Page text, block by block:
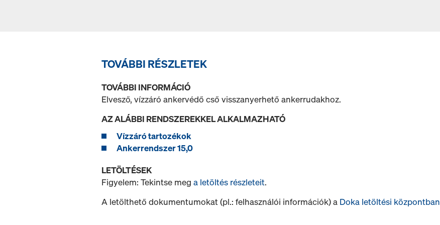
TOVÁBBI RÉSZLETEK
TOVÁBBI INFORMÁCIÓ
Elvesző, vízzáró ankervédő cső visszanyerhető ankerrudakhoz.
AZ ALÁBBI RENDSZEREKKEL ALKALMAZHATÓ
Vízzáró tartozékok
Ankerrendszer 15,0
LETÖLTÉSEK
Figyelem: Tekintse meg a letöltés részleteit.
A letölthető dokumentumokat (pl.: felhasználói információk) a Doka letöltési központban